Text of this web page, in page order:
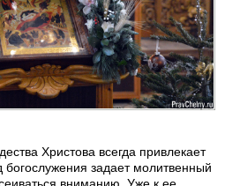
Христова всегда привлекает
задает молитвенный
вниманию. Уже к ее